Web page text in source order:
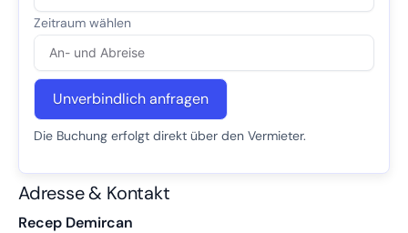
Unverbindlich anfragen
Die Buchung erfolgt direkt über den Vermieter.
Adresse & Kontakt
Recep Demircan